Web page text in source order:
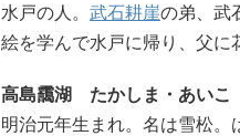
水戸の人。 武石耕崖の弟、武
絵を学んで水戸に帰り、父に
高島靄湖 たかしま・あいこ
明治元年生まれ。名は雪松。